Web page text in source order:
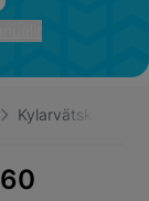
Kylarvätska